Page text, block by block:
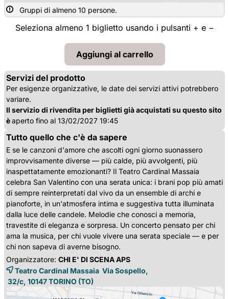
Gruppi di almeno 10 persone.
Seleziona almeno 1 biglietto usando i pulsanti + e −
Servizi del prodotto
Per esigenze organizzative, le date dei servizi attivi potrebbero
variare.
Il servizio di rivendita per biglietti già acquistati su questo sito
èaperto fino al 13/02/2027 19:45
Tutto quello che c'è da sapere
E se le canzoni d'amore che ascolti ogni giorno suonassero
improvvisamente diverse — più calde, più avvolgenti, più
inaspettatamente emozionanti? Il Teatro Cardinal Massaia
celebra San Valentino con una serata unica: i brani pop più amati
di sempre reinterpretati dal vivo da un ensemble di archi e
pianoforte, in un'atmosfera intima e suggestiva tutta illuminata
dalla luce delle candele. Melodie che conosci a memoria,
travestite di eleganza e sorpresa. Un concerto pensato per chi
ama la musica, per chi vuole vivere una serata speciale — e per
chi non sapeva di averne bisogno.
Organizzatore: CHI E' DI SCENA APS
Teatro Cardinal Massaia Via Sospello,
32/c, 10147 TORINO (TO)